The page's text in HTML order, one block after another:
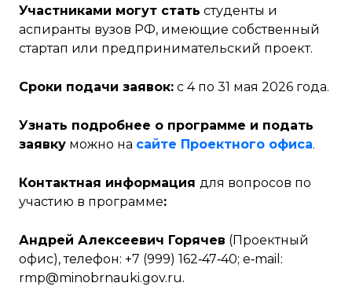
Участниками могут стать студенты и
аспиранты вузов РФ, имеющие собственный
стартап или предпринимательский проект.
Сроки подачи заявок: с 4 по 31 мая 2026 года.
Узнать подробнее о программе и подать
заявку можно на сайте Проектного офиса.
Контактная информация для вопросов по
участию в программе:
Андрей Алексеевич Горячев (Проектный
офис), телефон: +7 (999) 162‑47‑40; e‑mail:
rmp@minobrnauki.gov.ru.